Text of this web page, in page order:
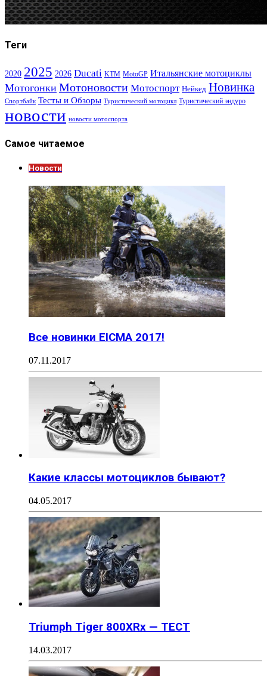
Теги
2020 2025 2026 Ducati KTM MotoGP Итальянские мотоциклы
Мотогонки Мотоновости Мотоспорт Нейкед Новинка
Спортбайк Тесты и Обзоры Туристический мотоцикл Туристический эндуро
новости новости мотоспорта
Самое читаемое
Новости
Все новинки EICMA 2017!
07.11.2017
Какие классы мотоциклов бывают?
04.05.2017
Triumph Tiger 800XRx — ТЕСТ
14.03.2017